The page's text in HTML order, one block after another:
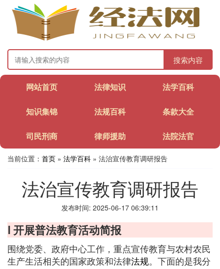
搜索内容
网站首页 法律知识 法学百科
知识集锦 法规百科 条款大全
司民刑商 律师援助 法院法官
当前位置： 首页 » 法学百科 » 法治宣传教育调研报告
法治宣传教育调研报告
发布时间: 2025-06-17 06:39:11
Ⅰ 开展普法教育活动简报
围绕党委、政府中心工作，重点宣传教育与农村农民
生产生活相关的国家政策和法律法规。下面的是我分